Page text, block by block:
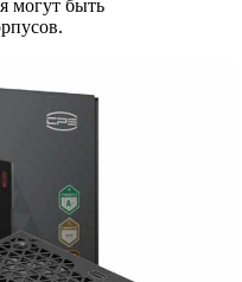
могут быть